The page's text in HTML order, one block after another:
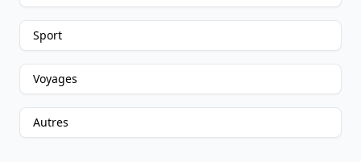
Sport
Voyages
Autres